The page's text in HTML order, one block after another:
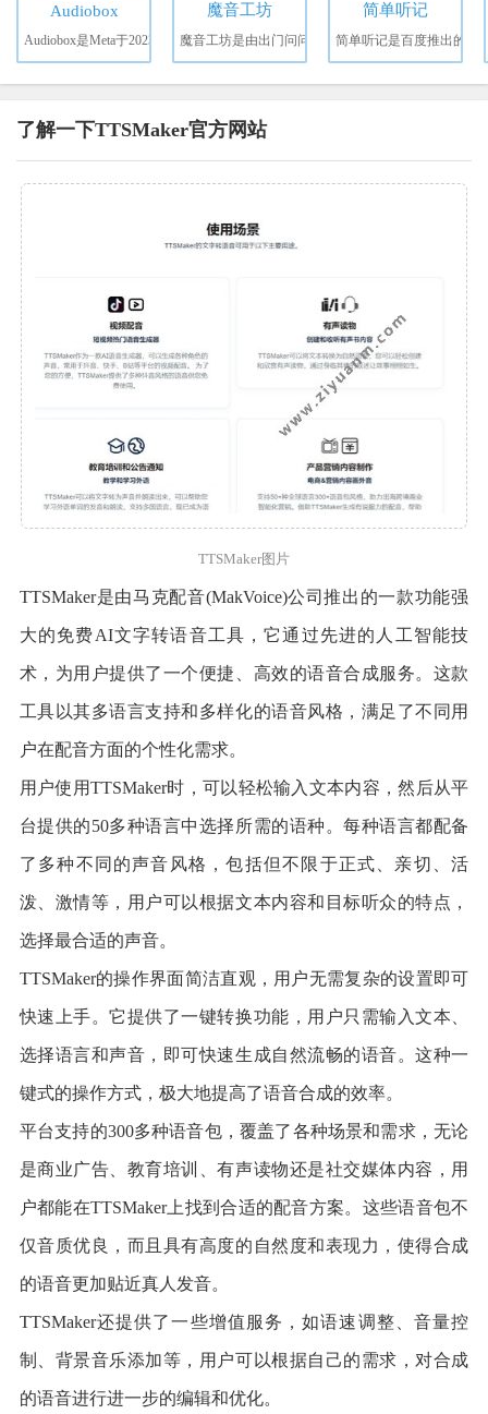
Audiobox
Audiobox是Meta于2023
魔音工坊
魔音工坊是由出门问问
简单听记
简单听记是百度推出的
了解一下TTSMaker官方网站
TTSMaker图片
TTSMaker是由马克配音(MakVoice)公司推出的一款功能强
大的免费AI文字转语音工具，它通过先进的人工智能技
术，为用户提供了一个便捷、高效的语音合成服务。这款
工具以其多语言支持和多样化的语音风格，满足了不同用
户在配音方面的个性化需求。
用户使用TTSMaker时，可以轻松输入文本内容，然后从平
台提供的50多种语言中选择所需的语种。每种语言都配备
了多种不同的声音风格，包括但不限于正式、亲切、活
泼、激情等，用户可以根据文本内容和目标听众的特点，
选择最合适的声音。
TTSMaker的操作界面简洁直观，用户无需复杂的设置即可
快速上手。它提供了一键转换功能，用户只需输入文本、
选择语言和声音，即可快速生成自然流畅的语音。这种一
键式的操作方式，极大地提高了语音合成的效率。
平台支持的300多种语音包，覆盖了各种场景和需求，无论
是商业广告、教育培训、有声读物还是社交媒体内容，用
户都能在TTSMaker上找到合适的配音方案。这些语音包不
仅音质优良，而且具有高度的自然度和表现力，使得合成
的语音更加贴近真人发音。
TTSMaker还提供了一些增值服务，如语速调整、音量控
制、背景音乐添加等，用户可以根据自己的需求，对合成
的语音进行进一步的编辑和优化。